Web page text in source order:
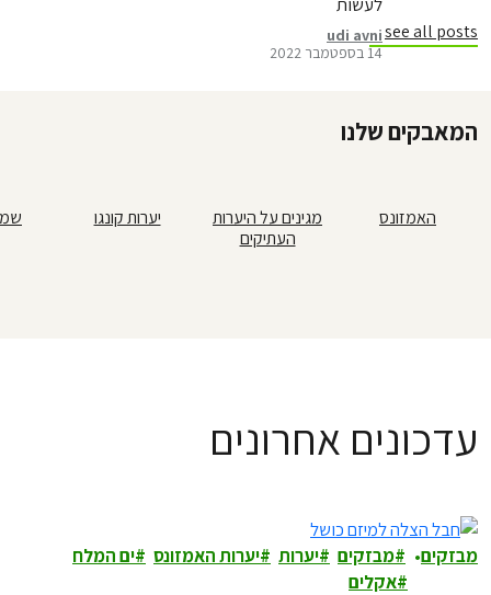
udi avni
14 בספטמבר 2022
see all posts
המאבקים שלנו
האמזונס
מגינים על היערות
העתיקים
יערות קונגו
עדכונים אחרונים
מבזקים מבזקים יערות יערות האמזונס
ים המלח
אקלים